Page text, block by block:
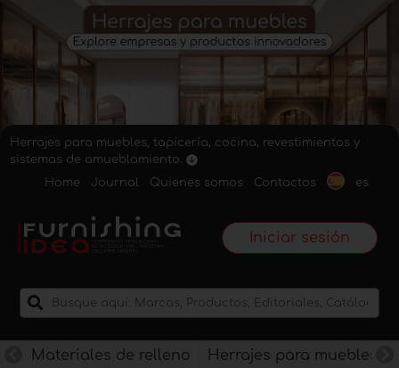
Herrajes para muebles, tapicería, cocina, revestimientos y
sistemas de amueblamiento.
Home
Journal Quienes somos Contactos es
Iniciar sesión
Materiales de relleno Herrajes para muebles